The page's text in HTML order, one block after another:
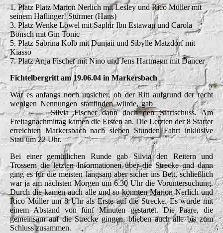
1. Platz Platz Marion Nerlich mit Lesley und Rico Müller mit
seinem Haflinger! Stürmer (Hans)
3. Platz Wenke Löwel mit Saphir Ibn Estawan und Carola
Bönsch mit Gin Tonic
5. Platz Sabrina Kolb mit Dunjaii und Sibylle Matzdorf mit
Kiasso
7. Platz Anja Fischer mit Nino und Jens Hartmann mit Dancer
Fichtelbergritt am 19.06.04 in Markersbach
War es anfangs noch unsicher, ob der Ritt aufgrund der recht
wenigen Nennungen stattfinden würde, gab
Silvia Fischer dann doch den Startschuss. Am
Freitagnachmittag kamen die Ersten an. Die Letzten der 8 Starter
erreichten Markersbach nach sieben Stunden Fahrt inklusive
Stau um 22 Uhr.
Bei einer gemütlichen Runde gab Silvia den Reitern und
Trossern die letzten Informationen über die Strecke und dann
ging es für die meisten langsam aber sicher ins Bett, schließlich
war ja am nächsten Morgen um 6.30 Uhr die Voruntersuchung.
Durch die kamen auch alle und so konnten Marion Nerlich und
Rico Müller um 8 Uhr als Erste auf die Strecke. Es wurde mit
einem Abstand von fünf Minuten gestartet. Die Paare, die
gemeinsam auf die Strecke gingen, blieben auch alle bis zum
Schluss zusammen.